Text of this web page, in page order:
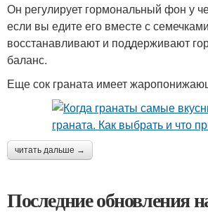
Он регулирует гормональный фон у
если вы едите его вместе с
восстанавливают и поддерживают
баланс.
Еще сок граната имеет
читать дальше →
Последние обновления